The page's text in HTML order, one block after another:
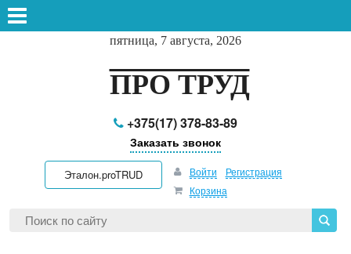
пятница, 7 августа, 2026
ПРО ТРУД
+375(17) 378-83-89
Заказать звонок
Эталон.proTRUD Войти
Регистрация
Корзина